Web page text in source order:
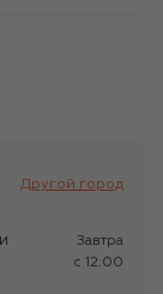
Другой город
Завтра
c 12:00